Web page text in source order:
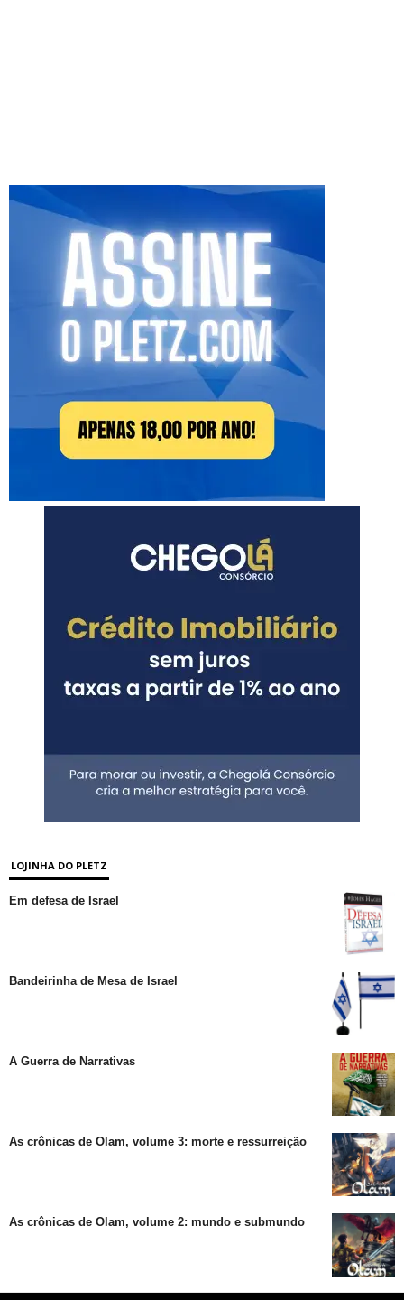
LOJINHA DO PLETZ
Em defesa de Israel
Bandeirinha de Mesa de Israel
A Guerra de Narrativas
As crônicas de Olam, volume 3: morte e ressurreição
As crônicas de Olam, volume 2: mundo e submundo